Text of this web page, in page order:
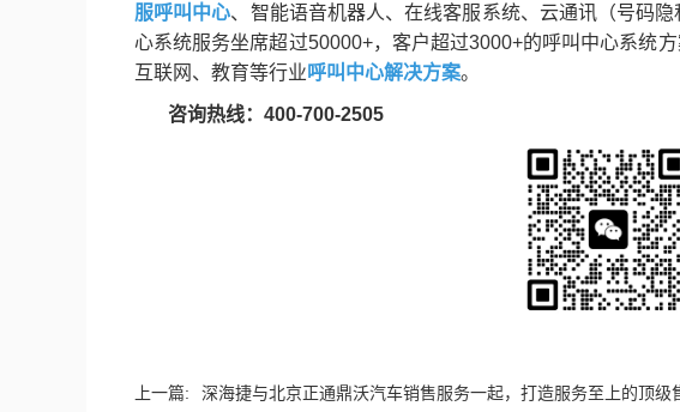
服呼叫中心、智能语音机器人、在线客服系统、云通讯（号码
心系统服务坐席超过50000+，客户超过3000+的呼叫中心系统
互联网、教育等行业 呼叫中心解决方案。
咨询热线：400-700-2505
上一篇:
深海捷与北京正通鼎沃汽车销售服务一起，打造服务至上的顶级